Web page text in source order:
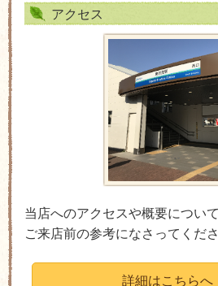
アクセス
当店へのアクセスや概要につい
ご来店前の参考になさってくださ
詳細はこちらへ